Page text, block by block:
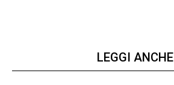
LEGGI ANCHE